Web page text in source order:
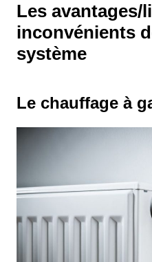
Les avantages/
inconvénients
système
Le chauffage à